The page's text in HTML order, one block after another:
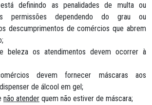
definindo as penalidades de multa ou
permissões dependendo do grau ou
descumprimentos de comércios que abrem
beleza os atendimentos devem ocorrer à
devem fornecer máscaras aos
de álcool em gel;
não atender quem não estiver de máscara;